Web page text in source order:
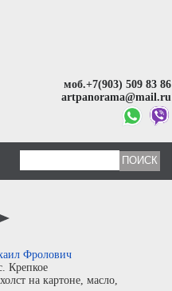
моб.+7(903) 509 83 86
artpanorama@mail.ru
Фролович
Крепкое
холст на картоне, масло,